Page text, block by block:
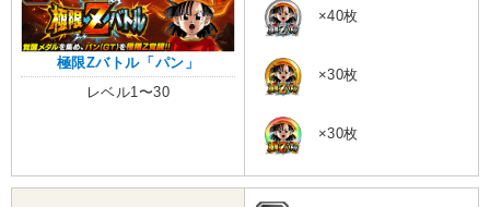
極限Zバトル「パン」
レベル1〜30
×40枚
×30枚
×30枚